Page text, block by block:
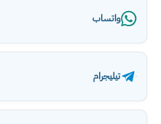
واتساب
تيليجرام